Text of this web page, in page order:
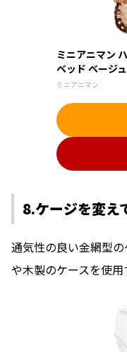
ミニアニマン
ベッド ベージュ
ミニアニマン
8.ケージを変え
通気性の良い金網型
や木製のケースを使用